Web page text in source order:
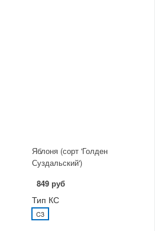
Яблоня (сорт 'Голден
Суздальский')
849 руб
Тип КС
C3